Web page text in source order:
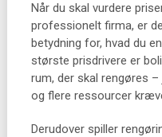
Når du skal vurdere
professionelt firma, er
betydning for, hvad du
største prisdrivere er
rum, der skal rengøres
og flere ressourcer
Derudover spiller